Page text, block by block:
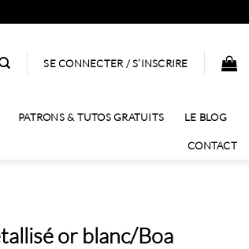
SE CONNECTER / S’INSCRIRE
PATRONS & TUTOS GRATUITS LE BLOG
CONTACT
or blanc/Boa